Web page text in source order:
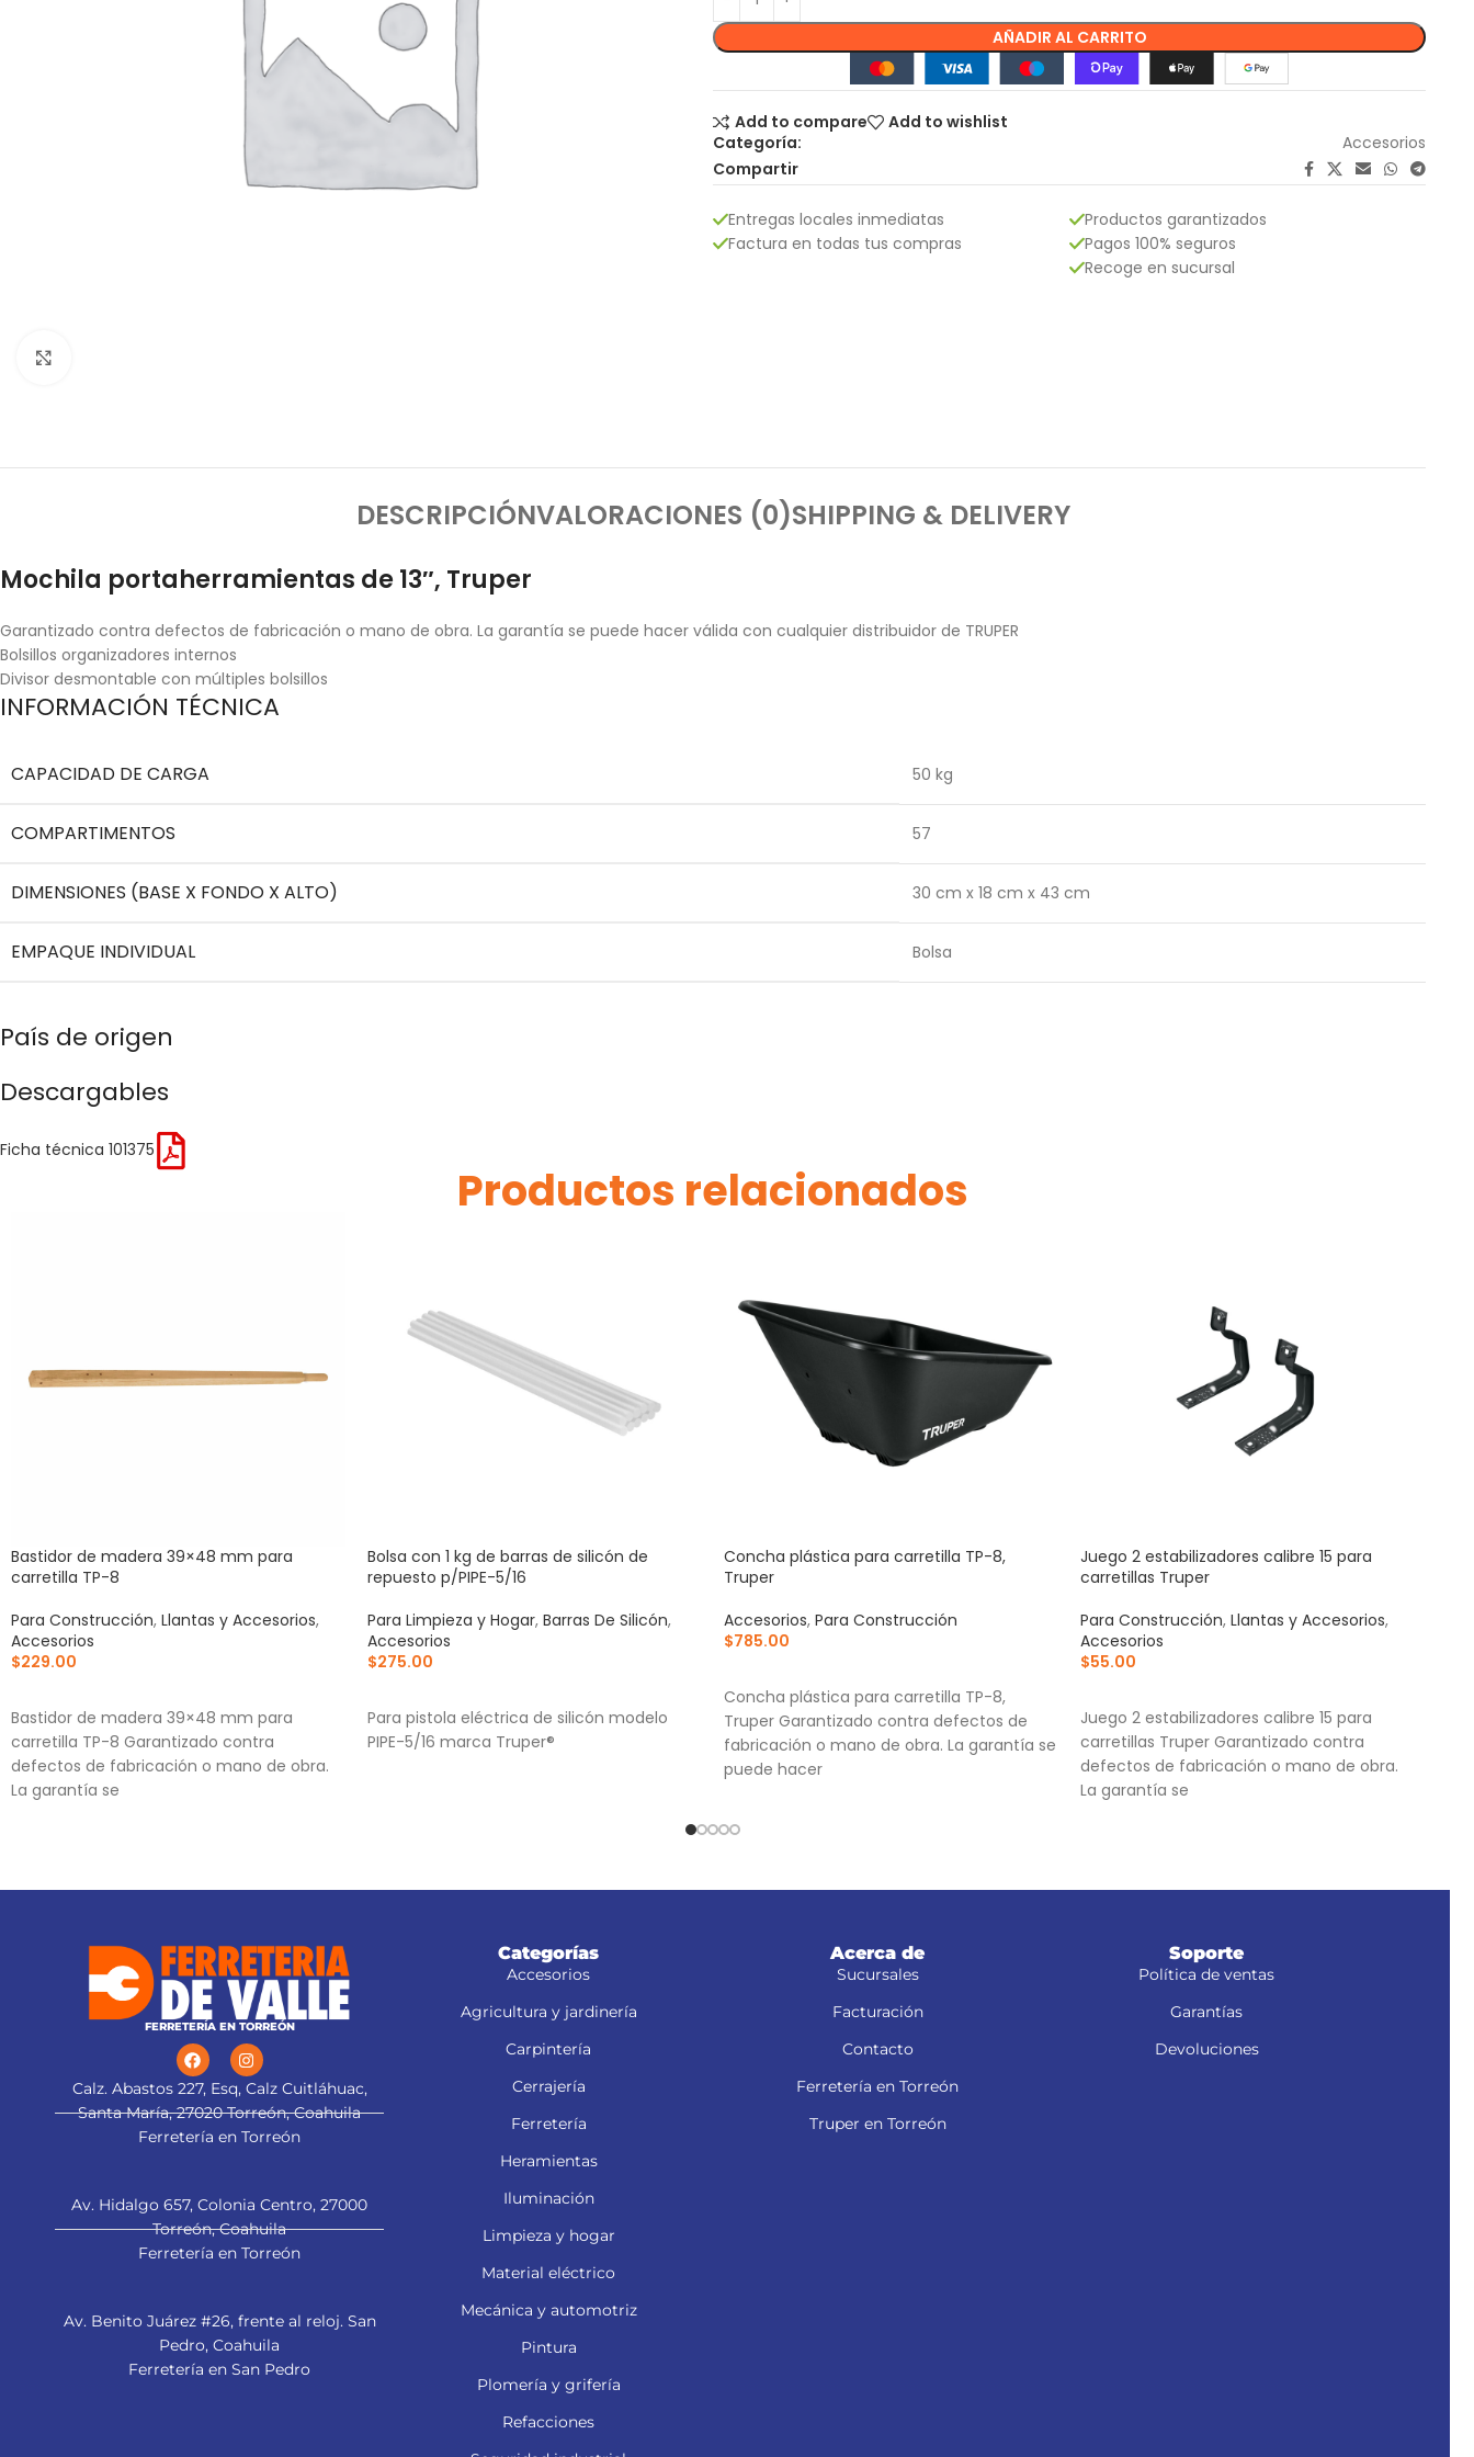
AÑADIR AL CARRITO
Add to compare
Add to wishlist
Categoría:
Accesorios
Compartir
Entregas locales inmediatas
Factura en todas tus compras
Productos garantizados
Pagos 100% seguros
Recoge en sucursal
DESCRIPCIÓNVALORACIONES (0)SHIPPING & DELIVERY
Mochila portaherramientas de 13″, Truper
Garantizado contra defectos de fabricación o mano de obra. La garantía se puede hacer válida con cualquier distribuidor de TRUPER
Bolsillos organizadores internos
Divisor desmontable con múltiples bolsillos
INFORMACIÓN TÉCNICA
CAPACIDAD DE CARGA 50 kg
COMPARTIMENTOS 57
DIMENSIONES (BASE X FONDO X ALTO) 30 cm x 18 cm x 43 cm
EMPAQUE INDIVIDUAL Bolsa
País de origen
Descargables
Ficha técnica 101375
Productos relacionados
Bastidor de madera 39×48 mm para
carretilla TP-8
Para Construcción, Llantas y Accesorios,
Accesorios
$229.00
Bastidor de madera 39×48 mm para
carretilla TP-8 Garantizado contra
defectos de fabricación o mano de obra.
La garantía se
Bolsa con 1 kg de barras de silicón de
repuesto p/PIPE-5/16
Para Limpieza y Hogar, Barras De Silicón,
Accesorios
$275.00
Para pistola eléctrica de silicón modelo
PIPE-5/16 marca Truper®
Concha plástica para carretilla TP-8,
Truper
Accesorios, Para Construcción
$785.00
Concha plástica para carretilla TP-8,
Truper Garantizado contra defectos de
fabricación o mano de obra. La garantía se
puede hacer
Juego 2 estabilizadores calibre 15 para
carretillas Truper
Para Construcción, Llantas y Accesorios,
Accesorios
$55.00
Juego 2 estabilizadores calibre 15 para
carretillas Truper Garantizado contra
defectos de fabricación o mano de obra.
La garantía se
FERRETERÍA EN TORREÓN
Calz. Abastos 227, Esq, Calz Cuitláhuac,
Santa María, 27020 Torreón, Coahuila
Ferretería en Torreón
Av. Hidalgo 657, Colonia Centro, 27000
Torreón, Coahuila
Ferretería en Torreón
Av. Benito Juárez #26, frente al reloj. San
Pedro, Coahuila
Ferretería en San Pedro
Categorías
Accesorios
Agricultura y jardinería
Carpintería
Cerrajería
Ferretería
Heramientas
Iluminación
Limpieza y hogar
Material eléctrico
Mecánica y automotriz
Pintura
Plomería y grifería
Refacciones
Acerca de
Sucursales
Facturación
Contacto
Ferretería en Torreón
Truper en Torreón
Soporte
Política de ventas
Garantías
Devoluciones